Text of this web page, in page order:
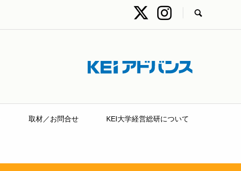
取材／お問合せ KEI大学経営総研について